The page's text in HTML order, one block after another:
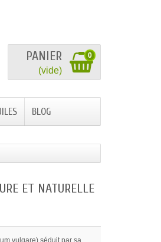
PANIER
(vide)
0
BLOG
ET NATURELLE